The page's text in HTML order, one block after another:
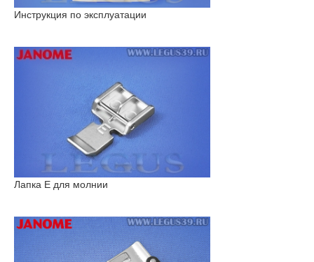
Инструкция по эксплуатации
Лапка E для молнии